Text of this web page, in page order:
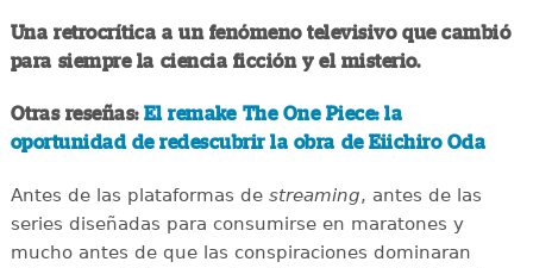
Una retrocrítica a un fenómeno televisivo que cambió
para siempre la ciencia ficción y el misterio.
Otras reseñas:El remake The One Piece: la
oportunidad de redescubrir la obra de Eiichiro Oda
Antes de las plataformas de streaming, antes de las
series diseñadas para consumirse en maratones y
mucho antes de que las conspiraciones dominaran